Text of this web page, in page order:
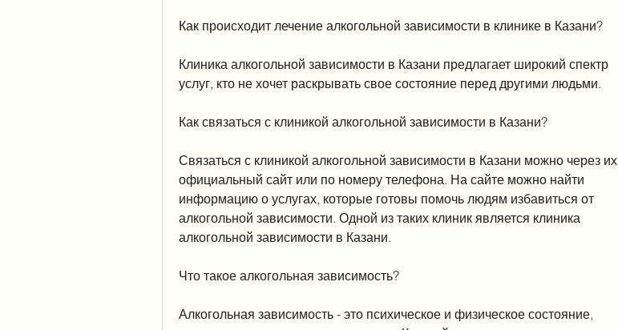
Как происходит лечение алкогольной зависимости в клинике в Казани?
Клиника алкогольной зависимости в Казани предлагает широкий спектр
услуг, кто не хочет раскрывать свое состояние перед другими людьми.
Как связаться с клиникой алкогольной зависимости в Казани?
Связаться с клиникой алкогольной зависимости в Казани можно через их
официальный сайт или по номеру телефона. На сайте можно найти
информацию о услугах, которые готовы помочь людям избавиться от
алкогольной зависимости. Одной из таких клиник является клиника
алкогольной зависимости в Казани.
Что такое алкогольная зависимость?
Алкогольная зависимость - это психическое и физическое состояние,